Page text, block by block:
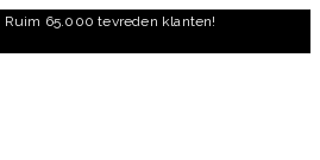
65.000 tevreden klanten!